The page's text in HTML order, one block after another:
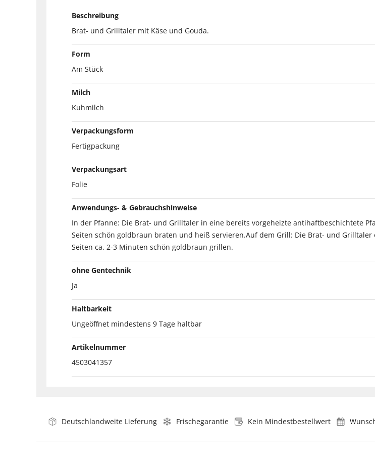
Beschreibung
Brat- und Grilltaler mit Käse und Gouda.
Form
Am Stück
Milch
Kuhmilch
Verpackungsform
Fertigpackung
Verpackungsart
Folie
Anwendungs- & Gebrauchshinweise
In der Pfanne: Die Brat- und Grilltaler in eine bereits vorgeheizte antihaftbeschichtete
Seiten schön goldbraun braten und heiß servieren.Auf dem Grill: Die Brat- und
Seiten ca. 2-3 Minuten schön goldbraun grillen.
ohne Gentechnik
Ja
Haltbarkeit
Ungeöffnet mindestens 9 Tage haltbar
Artikelnummer
4503041357
Deutschlandweite Lieferung Frischegarantie Kein Mindestbestellwert